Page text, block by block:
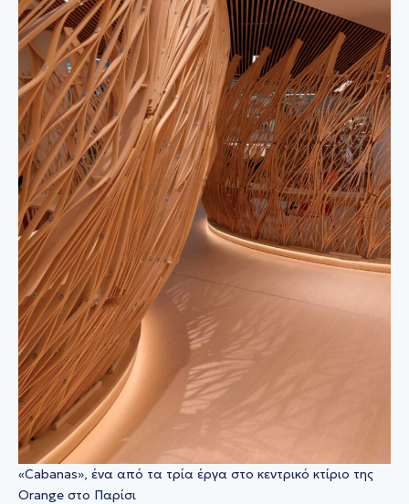
«Cabanas», ένα από τα τρία έργα στο κεντρικό κτίριο της
Orange στο Παρίσι